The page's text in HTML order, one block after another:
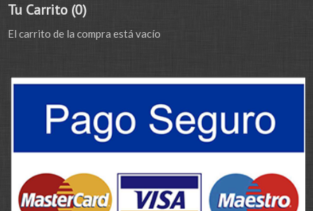
Tu Carrito (0)
El carrito de la compra está vacío